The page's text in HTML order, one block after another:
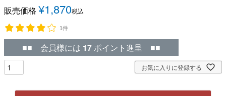
販売価格 ¥1,870税込
1件
■■ 会員様には 17 ポイント進呈 ■■
お気に入りに登録する